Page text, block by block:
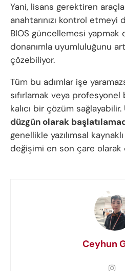
Yani, lisans gerektiren
anahtarınızı kontrol etmeyi
BIOS güncellemesi yapmak
donanımla uyumluluğunu
çözebiliyor.
Tüm bu adımlar işe
sıfırlamak veya
kalıcı bir çözüm sağlayabilir.
düzgün olarak
genellikle yazılımsal
değişimi en son çare
Ceyhun